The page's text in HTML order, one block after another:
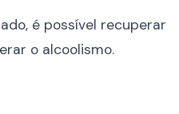
é possível recuperar
o alcoolismo.